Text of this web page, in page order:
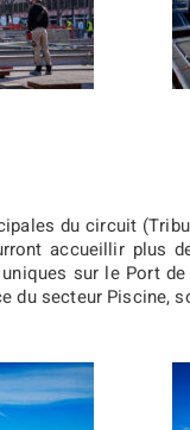
du circuit
accueillir plus
sur le Port
du secteur Piscine,